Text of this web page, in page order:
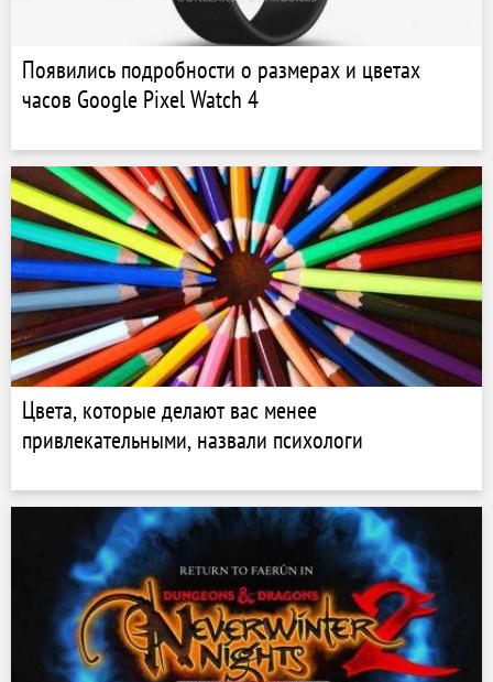
Появились подробности о размерах и цветах
часов Google Pixel Watch 4
Цвета, которые делают вас менее
привлекательными, назвали психологи